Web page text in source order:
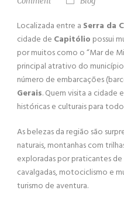
Localizada entre a Serra da
cidade de Capitólio possui
por muitos como o “Mar de
principal atrativo do
número de embarcações
Gerais. Quem visita a cidade
históricas e culturais para
As belezas da região são
naturais, montanhas com
exploradas por praticantes
cavalgadas, motociclismo e
turismo de aventura.